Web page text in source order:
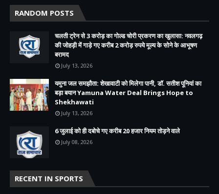
RANDOM POSTS
चलती ट्रेन से 3 करोड़ का गोल्ड चोरी प्रकरण का खुलासा: नवलगढ़
की जोहड़ी में गाड़े गए करीब 2 करोड़ रुपये मूल्य के सोने के आभूषण
बरामद
July 13, 2026
यमुना जल समझौता: शेखावाटी को मिलेगा पानी, डॉ. सतीश पूनियां का
बड़ा बयान Yamuna Water Deal Brings Hope to
Shekhawati
July 13, 2026
6 जुलाई को ही दबोचे गए करीब 20 हजार नियम तोड़ने वाले
July 08, 2026
RECENT IN SPORTS